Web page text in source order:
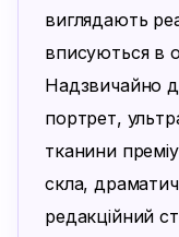
виглядають
вписуються в
Надзвичайно
портрет,
тканини
скла,
редакційний